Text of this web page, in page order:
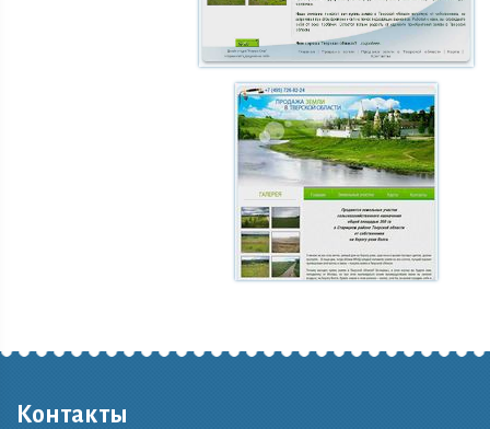
Контакты